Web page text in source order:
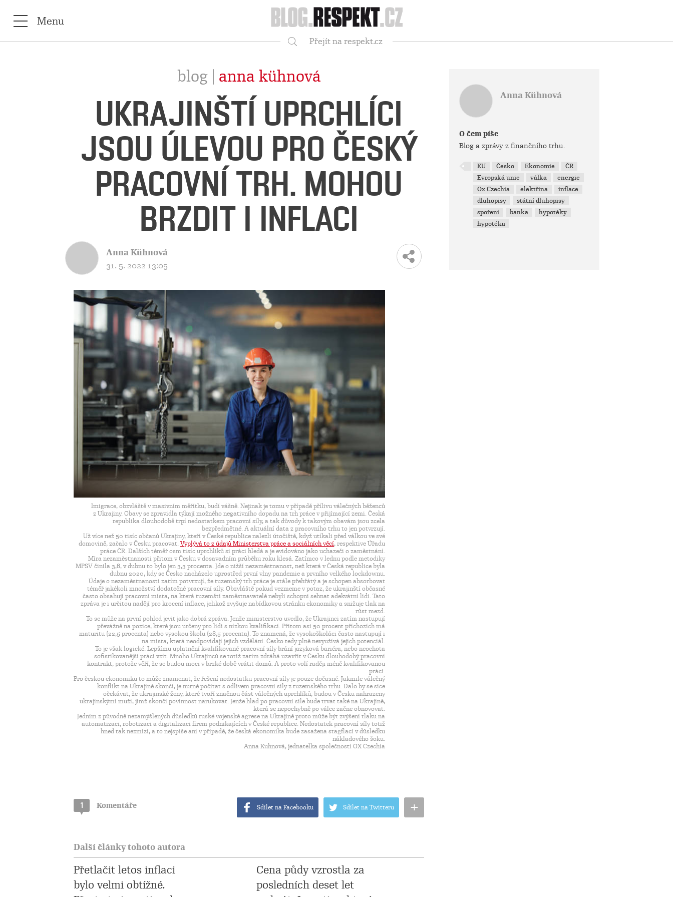
Respekt
Menu
Přejít na respekt.cz
blog | anna kühnová
UKRAJINŠTÍ UPRCHLÍCI
JSOU ÚLEVOU PRO ČESKÝ
PRACOVNÍ TRH. MOHOU
BRZDIT I INFLACI
Anna Kühnová
31. 5. 2022 13:05
Imigrace, obzvláště v masivním měřítku, budí vášně. Nejinak je tomu v případě přílivu válečných běženců
z Ukrajiny. Obavy se zpravidla týkají možného negativního dopadu na trh práce v přijímající zemi. Česká
republika dlouhodobě trpí nedostatkem pracovní síly, a tak důvody k takovým obavám jsou zcela
bezpředmětné. A aktuální data z pracovního trhu to jen potvrzují.
Už více než 50 tisíc občanů Ukrajiny, kteří v České republice nalezli útočiště, když utíkali před válkou ve své
domovině, začalo v Česku pracovat. Vyplývá to z údajů Ministerstva práce a sociálních věcí, respektive Úřadu
práce ČR. Dalších téměř osm tisíc uprchlíků si práci hledá a je evidováno jako uchazeči o zaměstnání.
Míra nezaměstnanosti přitom v Česku v dosavadním průběhu roku klesá. Zatímco v lednu podle metodiky
MPSV činila 3,6, v dubnu to bylo jen 3,3 procenta. Jde o nižší nezaměstnanost, než která v Česká republice byla
dubnu 2020, kdy se Česko nacházelo uprostřed první vlny pandemie a prvního velkého lockdownu.
Údaje o nezaměstnanosti zatím potvrzují, že tuzemský trh práce je stále přehřátý a je schopen absorbovat
téměř jakékoli množství dodatečné pracovní síly. Obzvláště pokud vezmeme v potaz, že ukrajinští občasné
často obsahují pracovní místa, na která tuzemští zaměstnavatelé nebyli schopni sehnat adekvátní lidi. Tato
zpráva je i určitou nadějí pro krocení inflace, jelikož zvyšuje nabídkovou stránku ekonomiky a snižuje tlak na
růst mezd.
To se může na první pohled jevit jako dobrá zpráva. Jenže ministerstvo uvedlo, že Ukrajinci zatím nastupují
převážně na pozice, které jsou určeny pro lidi s nízkou kvalifikací. Přitom asi 50 procent příchozích má
maturitu (22,5 procenta) nebo vysokou školu (28,5 procenta). To znamená, že vysokoškoláci často nastupují i
na místa, která neodpovídají jejich vzdělání. Česko tedy plně nevyužívá jejich potenciál.
To je však logické. Lepšímu uplatnění kvalifikované pracovní síly brání jazyková bariéra, nebo neochota
sofistikovanější práci vzít. Mnoho Ukrajinců se totiž zatím zdráhá uzavřít v Česku dlouhodobý pracovní
kontrakt, protože věří, že se budou moci v brzké době vrátit domů. A proto volí raději méně kvalifikovanou
práci.
Pro českou ekonomiku to může znamenat, že řešení nedostatku pracovní síly je pouze dočasné. Jakmile válečný
konflikt na Ukrajině skončí, je nutné počítat s odlivem pracovní síly z tuzemského trhu. Dalo by se sice
očekávat, že ukrajinské ženy, které tvoří značnou část válečných uprchlíků, budou v Česku nahrazeny
ukrajinskými muži, jimž skončí povinnost narukovat. Jenže hlad po pracovní síle bude trvat také na Ukrajině,
která se nepochybně po válce začne obnovovat.
Jedním z původně nezamýšlených důsledků ruské vojenské agrese na Ukrajině proto může být zvýšení tlaku na
automatizaci, robotizaci a digitalizaci firem podnikajících v České republice. Nedostatek pracovní síly totiž
hned tak nezmizí, a to nejspíše ani v případě, že česká ekonomika bude zasažena stagflací v důsledku
nákladového šoku.
Anna Kuhnová, jednatelka společnosti OX Czechia
1 Komentáře +
Sdílet na Twitteru
Sdílet na Facebooku
Další články tohoto autora
Přetlačit letos inflaci
bylo velmi obtížné.
Cena půdy vzrostla za
posledních deset let
Anna Kühnová
O čem píše
Blog a zprávy z finančního trhu.
EU Česko Ekonomie
ČR
Evropská unie
válka
energie
Ox Czechia
elektřina
inflace
dluhopisy
státní dluhopisy
spoření
banka
hypotéky
hypotéka